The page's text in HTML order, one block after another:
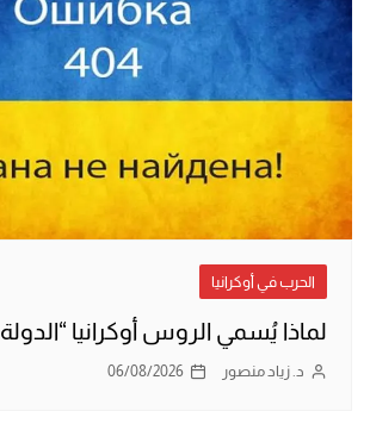
الحرب في أوكرانيا
لماذا يُسمي الروس أوكرانيا “الدولة 404″؟
د. زياد منصور 06/08/2026